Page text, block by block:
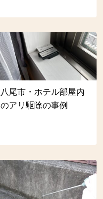
八尾市・ホテル部屋内
のアリ駆除の事例